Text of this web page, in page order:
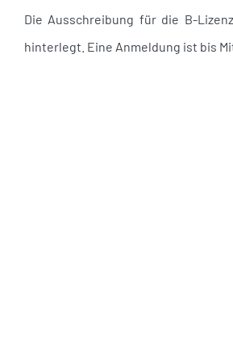
Die Ausschreibung für die B-
hinterlegt. Eine Anmeldung ist bis